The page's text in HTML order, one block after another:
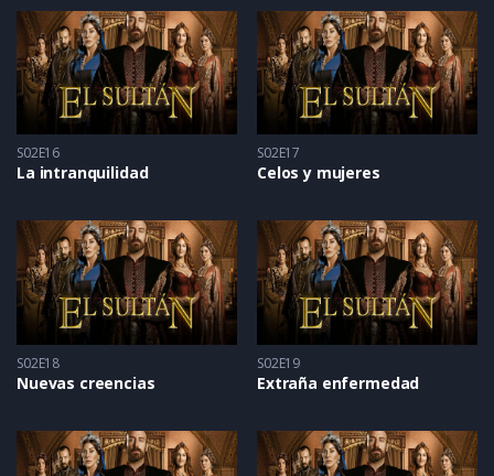
S02E16
La intranquilidad
S02E17
Celos y mujeres
S02E18
Nuevas creencias
S02E19
Extraña enfermedad